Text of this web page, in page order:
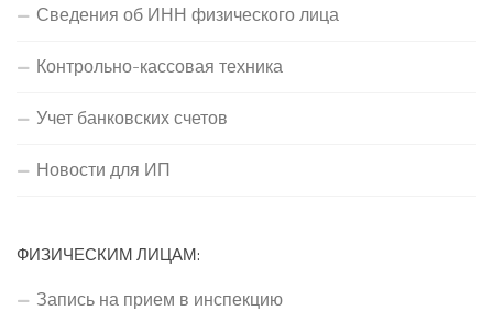
Сведения об ИНН физического лица
Контрольно-кассовая техника
Учет банковских счетов
Новости для ИП
ФИЗИЧЕСКИМ ЛИЦАМ:
Запись на прием в инспекцию